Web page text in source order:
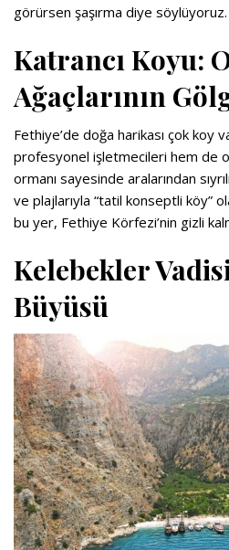
görürsen şaşırma diye söylüyoruz.
Katrancı Koyu:
Ağaçlarının
Fethiye’de doğa harikası çok koy
profesyonel işletmecileri hem de
ormanı sayesinde aralarından
ve plajlarıyla “tatil konseptli köy”
bu yer, Fethiye Körfezi’nin gizli
Kelebekler
Büyüsü